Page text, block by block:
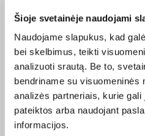
Šioje svetainėje naudojami
Naudojame slapukus, kad
bei skelbimus, teikti
analizuoti srautą. Be to,
bendriname su visuomeninės
analizės partneriais, kurie
pateiktos arba naudojant
informacijos.
Rugpjūtis 10d. - Rugpjūtis 11d.
Omniva paštomatas (2,39
Pristatymas per 1-2 d. Pristato ir
Rugpjūtis 8d. - Rugpjūtis 10d.
Smartposti paštomatas (
Pristatymas per 1-2 d. Pristato ir
Rugpjūtis 8d. - Rugpjūtis 10d.
DPD kurjeris 3,99 € )
Pristatymas per 1-2 d.d.